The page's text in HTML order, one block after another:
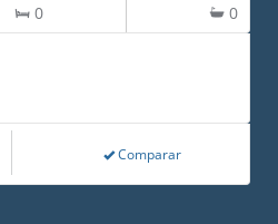
0 0
Comparar